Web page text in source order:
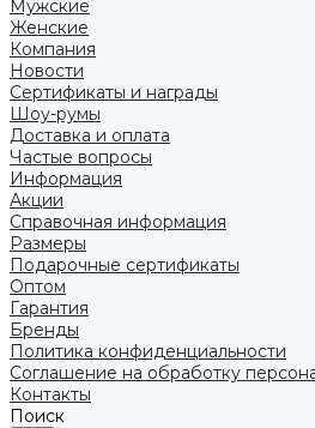
Мужские
Женские
Компания
Новости
Сертификаты и награды
Шоу-румы
Доставка и оплата
Частые вопросы
Информация
Акции
Справочная информация
Размеры
Подарочные сертификаты
Оптом
Гарантия
Бренды
Политика конфиденциальности
Соглашение на обработку
Контакты
Поиск